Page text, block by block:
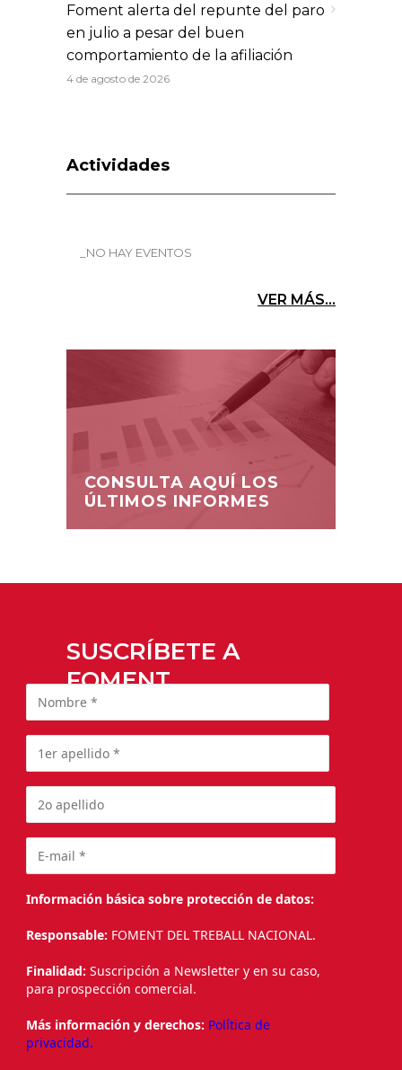
Foment alerta del repunte del paro
en julio a pesar del buen
comportamiento de la afiliación
4 de agosto de 2026
Actividades
_NO HAY EVENTOS
VER MÁS...
CONSULTA AQUÍ LOS
ÚLTIMOS INFORMES
SUSCRÍBETE A
FOMENT
Información básica sobre protección de datos:
Responsable: FOMENT DEL TREBALL NACIONAL.
Finalidad: Suscripción a Newsletter y en su caso,
para prospección comercial.
Más información y derechos: Política de
privacidad.